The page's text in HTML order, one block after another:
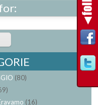
(80)
(16)